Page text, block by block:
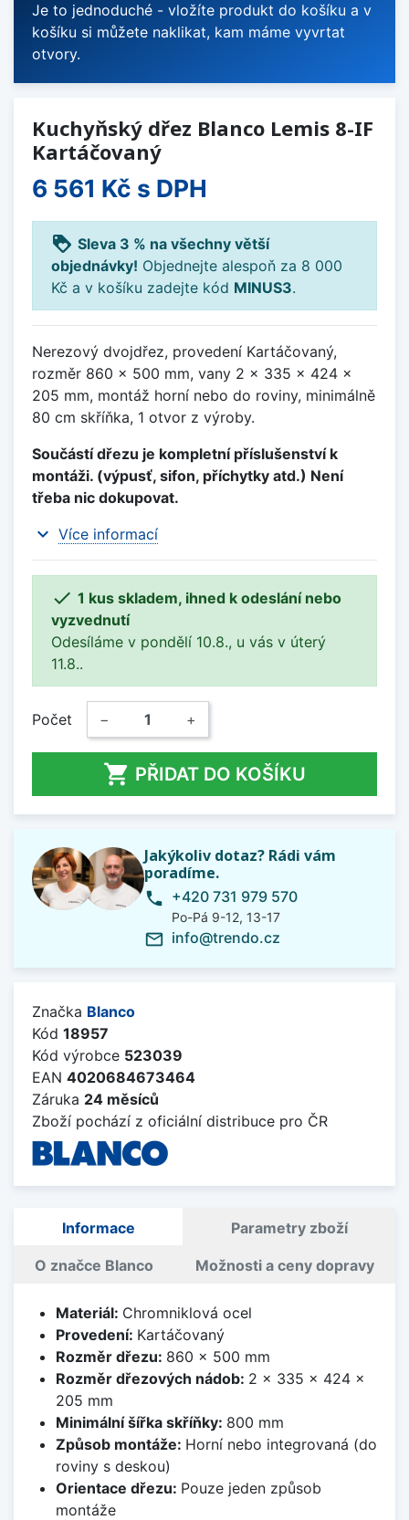
Je to jednoduché - vložíte produkt do košíku a v
košíku si můžete naklikat, kam máme vyvrtat
otvory.
Kuchyňský dřez Blanco Lemis 8-IF
Kartáčovaný
6 561 Kč s DPH
loyalty Sleva 3 % na všechny větší
objednávky! Objednejte alespoň za 8 000
Kč a v košíku zadejte kód MINUS3.
Nerezový dvojdřez, provedení Kartáčovaný,
rozměr 860 x 500 mm, vany 2 x 335 x 424 x
205 mm, montáž horní nebo do roviny, minimálně
80 cm skříňka, 1 otvor z výroby.
Součástí dřezu je kompletní příslušenství k
montáži. (výpusť, sifon, příchytky atd.) Není
třeba nic dokupovat.
expand_more Více informací
 1 kus skladem, ihned k odeslání nebo
vyzvednutí
Odesíláme v pondělí 10.8., u vás v úterý
11.8..
Počet − +
 PŘIDAT DO KOŠÍKU
Jakýkoliv dotaz? Rádi vám
poradíme.
phone +420 731 979 570
Po-Pá 9-12, 13-17
mail_outline info@trendo.cz
Značka Blanco
Kód 18957
Kód výrobce 523039
EAN 4020684673464
Záruka 24 měsíců
Zboží pochází z oficiální distribuce pro ČR
Informace Parametry zboží
O značce Blanco Možnosti a ceny dopravy
Materiál: Chromniklová ocel
Provedení: Kartáčovaný
Rozměr dřezu: 860 x 500 mm
Rozměr dřezových nádob: 2 x 335 x 424 x
205 mm
Minimální šířka skříňky: 800 mm
Způsob montáže: Horní nebo integrovaná (do
roviny s deskou)
Orientace dřezu: Pouze jeden způsob
montáže